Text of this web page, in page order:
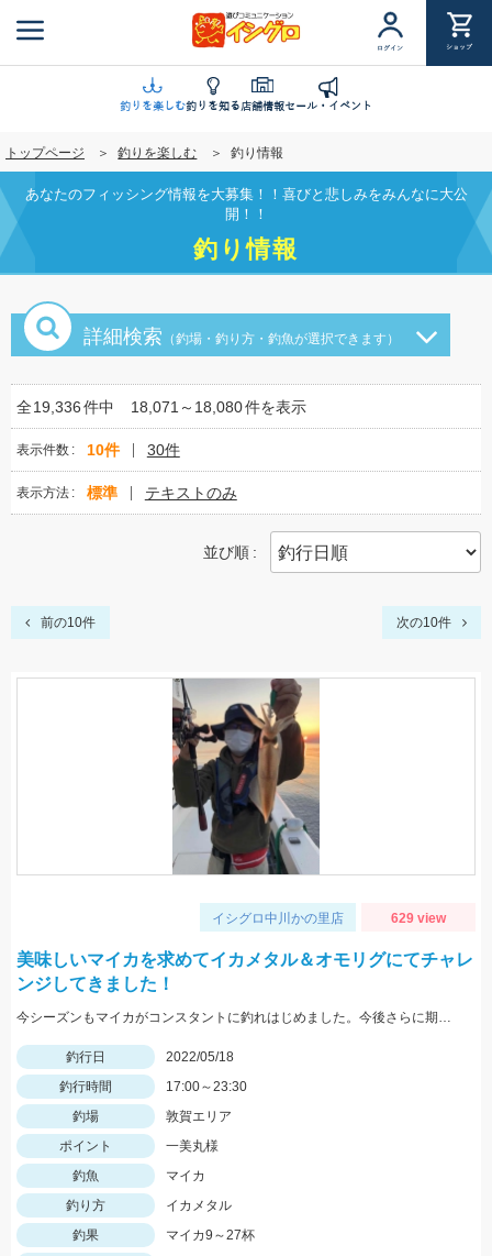
ン
に
移
動
ログイン ショップ
釣りを楽しむ釣りを知る店舗情報セール・イベント
トップページ 釣りを楽しむ 釣り情報
あなたのフィッシング情報を大募集！！喜びと悲しみをみんなに大公
開！！
釣り情報
詳細検索 （釣場・釣り方・釣魚が選択できます）
全19,336件中 18,071～18,080件を表示
表示件数 10件 30件
表示方法 標準 テキストのみ
並び順
前の10件 次の10件
イシグロ中川かの里店 629 view
美味しいマイカを求めてイカメタル＆オモリグにてチャレ
ンジしてきました！
今シーズンもマイカがコンスタントに釣れはじめました。今後さらに期待できるので是非釣りに行ってみてください！
釣行日
2022/05/18
釣行時間
17:00～23:30
釣場
敦賀エリア
ポイント
一美丸様
釣魚
マイカ
釣り方
イカメタル
釣果
マイカ9～27杯